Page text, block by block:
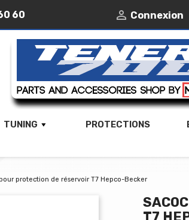
60  Connexion
TUNING PROTECTIONS
protection de réservoir T7 Hepco-Becker
T7